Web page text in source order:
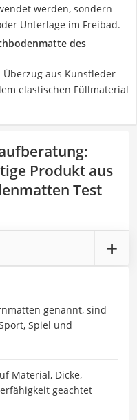
werden, sondern
Unterlage im Freibad.
des
aus Kunstleder
elastischen Füllmaterial
:
Produkt aus
Test
genannt, sind
Spiel und
Material, Dicke,
geachtet